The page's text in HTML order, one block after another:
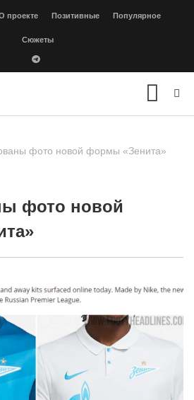
проекте Позитивные Популярное
Сюжеты
фото новой формы «Зенита»
фото новой